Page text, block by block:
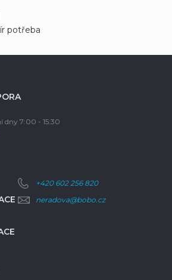
potřeba
dny 7:00 - 15:30
+420 602 256 820
neradova@bobo.cz